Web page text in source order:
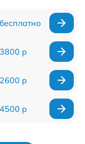
бесплатно
3800 р
2600 р
4500 р